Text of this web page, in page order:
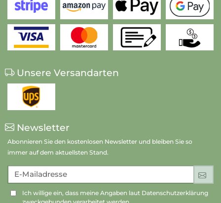
Unsere Versandarten
Newsletter
Abonnieren Sie den kostenlosen Newsletter und bleiben Sie so
immer auf dem aktuellsten Stand.
E-Mailadresse
Ich willige ein, dass meine Angaben laut Datenschutzerklärung